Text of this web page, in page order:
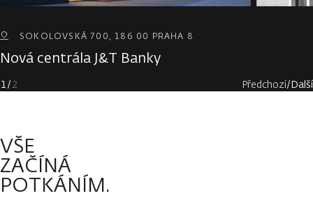
SOKOLOVSKÁ 700, 186 00 PRAHA 8
Nová centrála J&T Banky
1 /2 Předchozí/Další
VŠE
ZAČÍNÁ
POTKÁNÍM.